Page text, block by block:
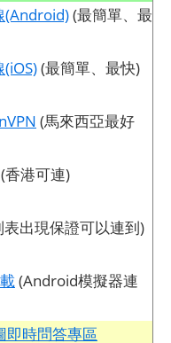
(Android)(最簡單、最
(最簡單、最快)
(馬來西亞最好
(香港可連)
表出現保證可以連到)
(Android模擬器連
即時問答專區